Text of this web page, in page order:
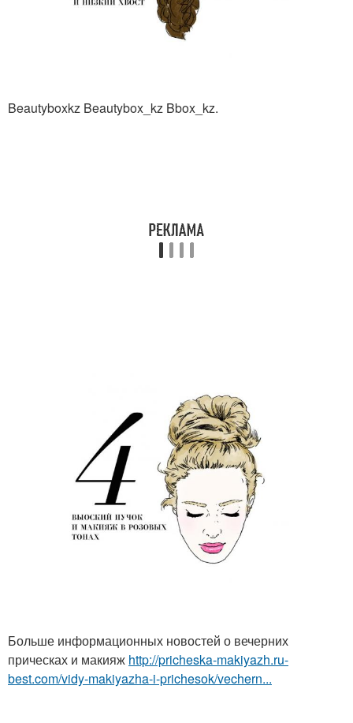
Beautyboxkz Beautybox_kz Bbox_kz.
Больше информационных новостей о вечерних
прическах и макияж http://pricheska-makiyazh.ru-
best.com/vidy-makiyazha-i-prichesok/vechern...